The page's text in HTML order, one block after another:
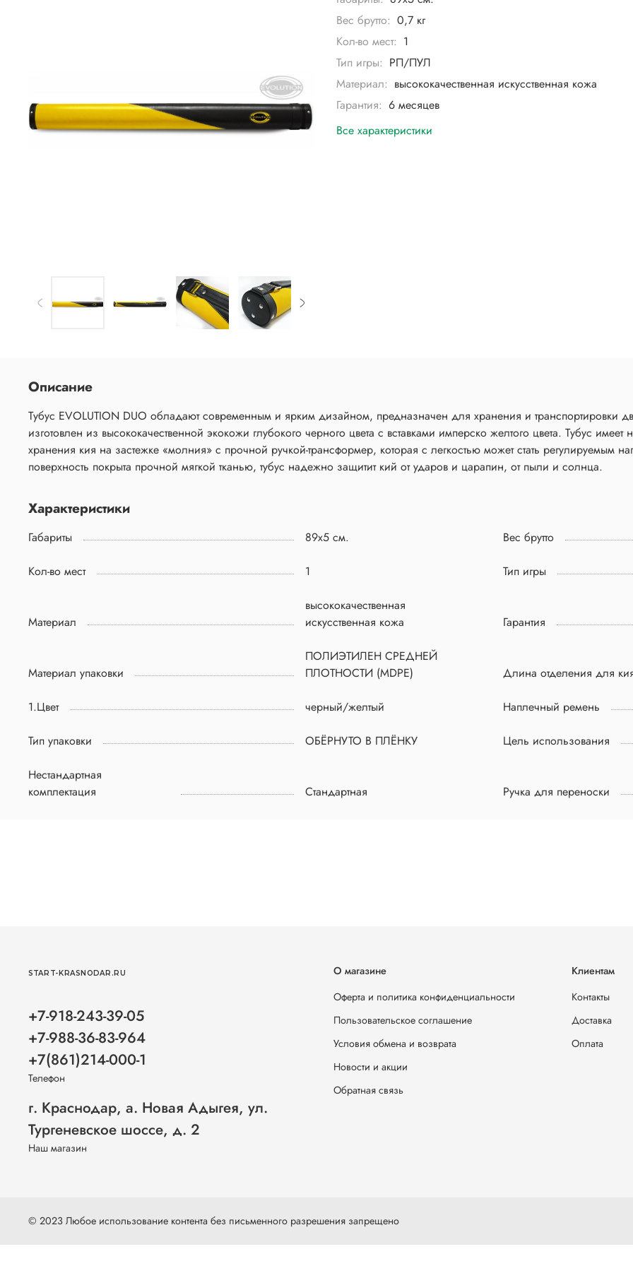
Вес брутто: 0,7 кг
Кол-во мест: 1
Тип игры: РП/ПУЛ
Материал: высококачественная искусственная кожа
Гарантия: 6 месяцев
Все характеристики
Описание
Тубус EVOLUTION DUO обладают современным и ярким дизайном, предназначен для хранения и транспортировки
изготовлен из высококачественной экокожи глубокого черного цвета с вставками имперско желтого цвета. Тубус
хранения кия на застежке «молния» с прочной ручкой-трансформер, которая с легкостью может стать регулируемым
поверхность покрыта прочной мягкой тканью, тубус надежно защитит кий от ударов и царапин, от пыли и солнца.
Характеристики
Габариты 89x5 см. Вес брутто
Кол-во мест 1 Тип игры
Материал
высококачественная
искусственная кожа
Гарантия
Материал упаковки
ПОЛИЭТИЛЕН СРЕДНЕЙ
ПЛОТНОСТИ (MDPE)
Длина отделения для
1.Цвет черный/желтый Наплечный ремень
Тип упаковки ОБЁРНУТО В ПЛЁНКУ Цель использования
Нестандартная
комплектация
Стандартная Ручка для переноски
О магазине
Оферта и политика конфиденциальности
Пользовательское соглашение
Условия обмена и возврата
Новости и акции
Обратная связь
Клиентам
Контакты
Доставка
Оплата
START-KRASNODAR.RU
+7-918-243-39-05
+7-988-36-83-964
+7(861)214-000-1
Телефон
г. Краснодар, а. Новая Адыгея, ул.
Тургеневское шоссе, д. 2
Наш магазин
© 2023 Любое использование контента без письменного разрешения запрещено